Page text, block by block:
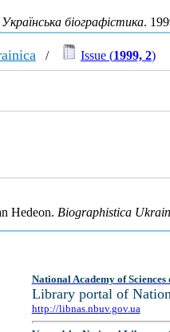
Українська біографістика.
/ Issue (1999, 2)
Hedeon. Biographistica
National Academy of
Library portal of
http://libnas.nbuv.gov.ua